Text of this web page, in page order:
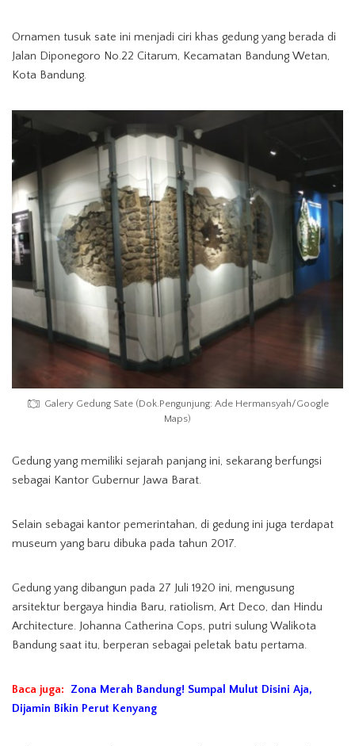
Ornamen tusuk sate ini menjadi ciri khas gedung yang berada di
Jalan Diponegoro No.22 Citarum, Kecamatan Bandung Wetan,
Kota Bandung.
Galery Gedung Sate (Dok.Pengunjung: Ade Hermansyah/Google
Maps)
Gedung yang memiliki sejarah panjang ini, sekarang berfungsi
sebagai Kantor Gubernur Jawa Barat.
Selain sebagai kantor pemerintahan, di gedung ini juga terdapat
museum yang baru dibuka pada tahun 2017.
Gedung yang dibangun pada 27 Juli 1920 ini, mengusung
arsitektur bergaya hindia Baru, ratiolism, Art Deco, dan Hindu
Architecture. Johanna Catherina Cops, putri sulung Walikota
Bandung saat itu, berperan sebagai peletak batu pertama.
Baca juga:
Zona Merah Bandung! Sumpal Mulut Disini Aja,
Dijamin Bikin Perut Kenyang